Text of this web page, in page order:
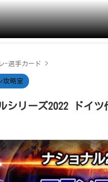
-選手カード >
攻略室
シリーズ2022 ドイツ